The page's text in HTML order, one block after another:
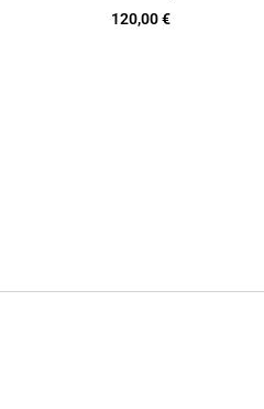
120,00€